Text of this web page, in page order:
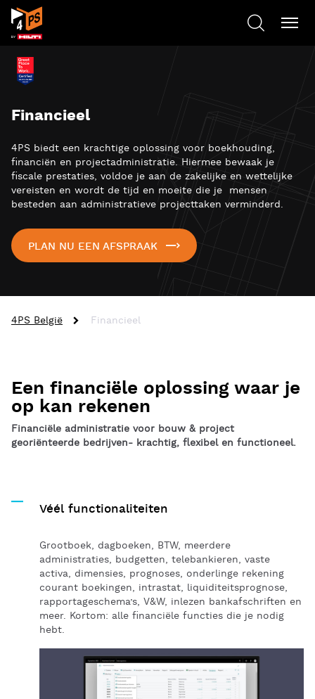
Financieel
4PS biedt een krachtige oplossing voor boekhouding,
financiën en projectadministratie. Hiermee bewaak je
fiscale prestaties, voldoe je aan de zakelijke en wettelijke
vereisten en wordt de tijd en moeite die je mensen
besteden aan administratieve projecttaken verminderd.
PLAN NU EEN AFSPRAAK
4PS België Financieel
Een financiële oplossing waar je
op kan rekenen
Financiële administratie voor bouw & project
georiënteerde bedrijven- krachtig, flexibel en functioneel.
Véél functionaliteiten
Grootboek, dagboeken, BTW, meerdere
administraties, budgetten, telebankieren, vaste
activa, dimensies, prognoses, onderlinge rekening
courant boekingen, intrastat, liquiditeitsprognose,
rapportageschema’s, V&W, inlezen bankafschriften en
meer. Kortom: alle financiële functies die je nodig
hebt.